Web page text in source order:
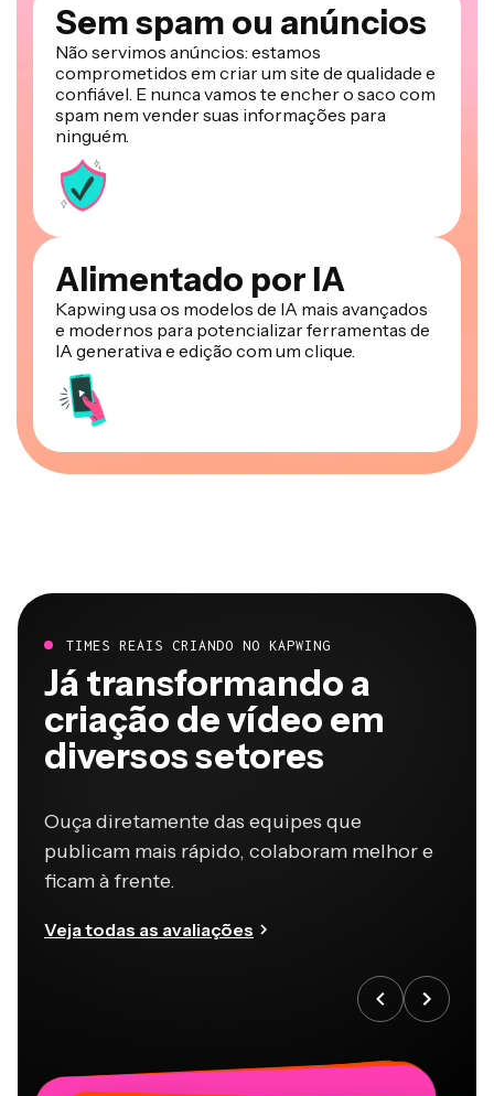
Sem spam ou anúncios
Não servimos anúncios: estamos
comprometidos em criar um site de qualidade e
confiável. E nunca vamos te encher o saco com
spam nem vender suas informações para
ninguém.
Alimentado por IA
Kapwing usa os modelos de IA mais avançados
e modernos para potencializar ferramentas de
IA generativa e edição com um clique.
TIMES REAIS CRIANDO NO KAPWING
Já transformando a
criação de vídeo em
diversos setores
Ouça diretamente das equipes que
publicam mais rápido, colaboram melhor e
ficam à frente.
Veja todas as avaliações